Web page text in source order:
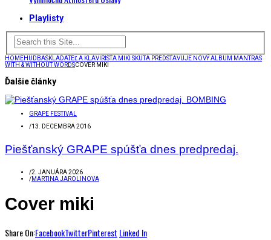
Playlisty
HOMEHUDBASKLADATEĽ A KLAVIRISTA MIKI SKUTA PREDSTAVUJE NOVÝ ALBUM MANTRAS
WITH & WITHOUT WORDSCOVER MIKI
Ďalšie články
GRAPE FESTIVAL
/13. DECEMBRA 2016
Piešťanský GRAPE spúšťa dnes predpredaj.
/2. JANUÁRA 2026
/MARTINA JAROLINOVA
Cover miki
Share On:FacebookTwitterPinterest Linked In